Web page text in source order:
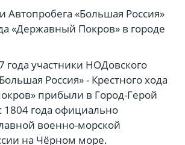
Автопробега «Большая Россия»
«Державный Покров» в городе
года участники НОДовского
Россия» - Крестного хода
прибыли в Город-Герой
1804 года официально
военно-морской
на Чёрном море.